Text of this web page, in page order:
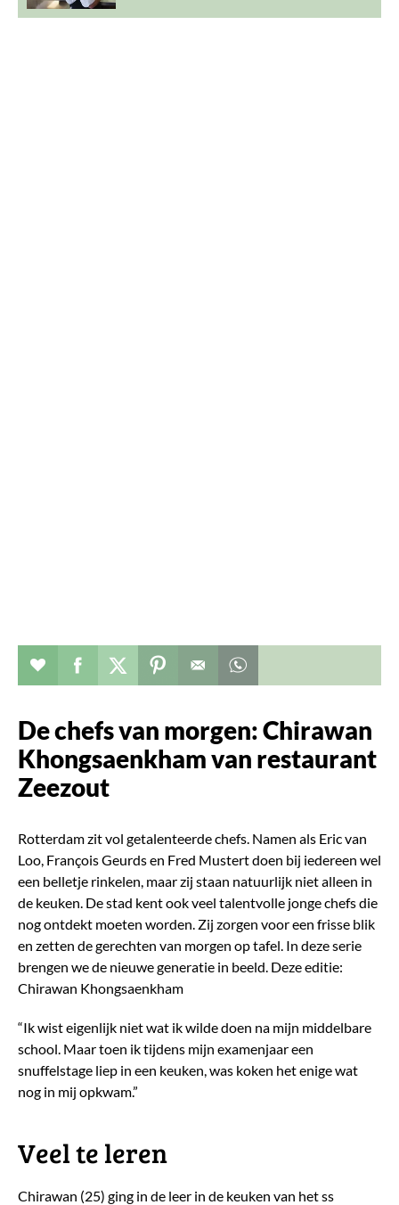
Verhaal toevoegen aan favorieten
Deel dit op facebook
Deel dit op twitter
Deel dit op pinterest
De chefs van morgen: Chirawan
Khongsaenkham van restaurant
Zeezout
Rotterdam zit vol getalenteerde chefs. Namen als Eric van
Loo, François Geurds en Fred Mustert doen bij iedereen wel
een belletje rinkelen, maar zij staan natuurlijk niet alleen in
de keuken. De stad kent ook veel talentvolle jonge chefs die
nog ontdekt moeten worden. Zij zorgen voor een frisse blik
en zetten de gerechten van morgen op tafel. In deze serie
brengen we de nieuwe generatie in beeld. Deze editie:
Chirawan Khongsaenkham
“Ik wist eigenlijk niet wat ik wilde doen na mijn middelbare
school. Maar toen ik tijdens mijn examenjaar een
snuffelstage liep in een keuken, was koken het enige wat
nog in mij opkwam.”
Veel te leren
Chirawan (25) ging in de leer in de keuken van het ss